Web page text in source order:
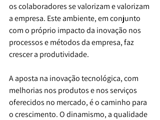
os colaboradores se valorizam e valorizam
a empresa. Este ambiente, em conjunto
com o próprio impacto da inovação nos
processos e métodos da empresa, faz
crescer a produtividade.
A aposta na inovação tecnológica, com
melhorias nos produtos e nos serviços
oferecidos no mercado, é o caminho para
o crescimento. O dinamismo, a qualidade